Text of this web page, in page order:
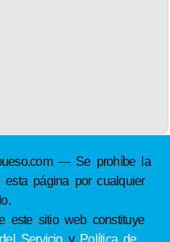
— Se prohíbe la
página por cualquier
este sitio web constituye
Servicioy Política de